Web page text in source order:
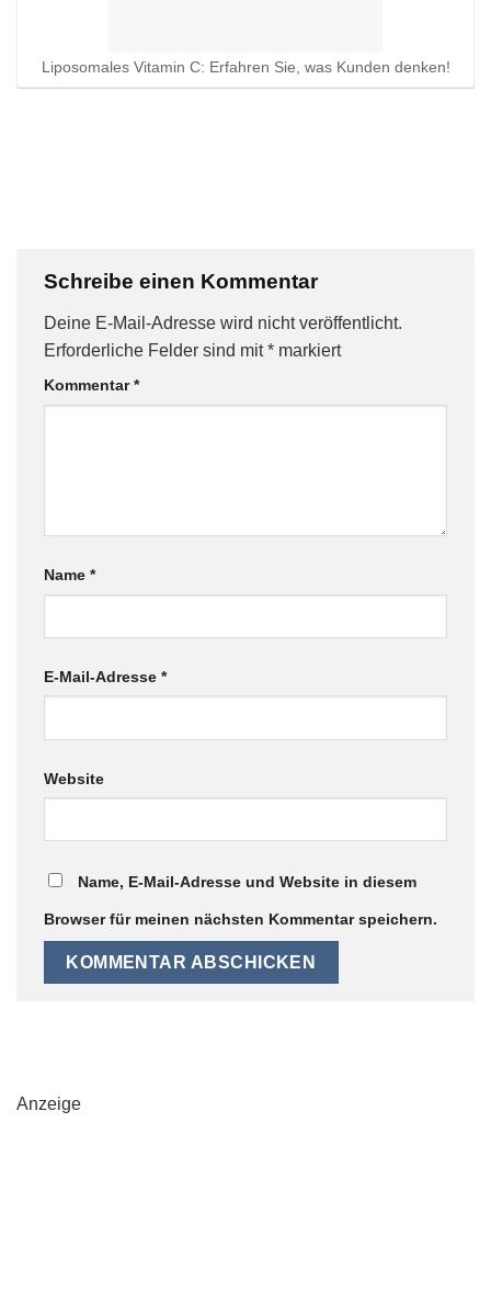
Liposomales Vitamin C: Erfahren Sie, was Kunden denken!
Schreibe einen Kommentar
Deine E-Mail-Adresse wird nicht veröffentlicht.
Erforderliche Felder sind mit* markiert
Kommentar*
Name *
E-Mail-Adresse *
Website
Name, E-Mail-Adresse und Website in diesem
Browser für meinen nächsten Kommentar speichern.
Anzeige